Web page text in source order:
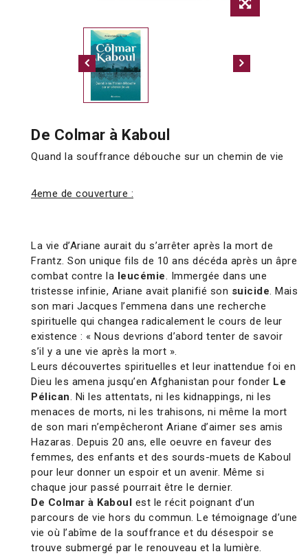
De Colmar à Kaboul
Quand la souffrance débouche sur un chemin de vie
4eme de couverture :
La vie d’Ariane aurait du s’arrêter après la mort de
Frantz. Son unique fils de 10 ans décéda après un âpre
combat contre la leucémie. Immergée dans une
tristesse infinie, Ariane avait planifié son suicide. Mais
son mari Jacques l’emmena dans une recherche
spirituelle qui changea radicalement le cours de leur
existence : « Nous devrions d’abord tenter de savoir
s’il y a une vie après la mort ».
Leurs découvertes spirituelles et leur inattendue foi en
Dieu les amena jusqu’en Afghanistan pour fonder Le
Pélican. Ni les attentats, ni les kidnappings, ni les
menaces de morts, ni les trahisons, ni même la mort
de son mari n’empêcheront Ariane d’aimer ses amis
Hazaras. Depuis 20 ans, elle oeuvre en faveur des
femmes, des enfants et des sourds-muets de Kaboul
pour leur donner un espoir et un avenir. Même si
chaque jour passé pourrait être le dernier.
De Colmar à Kaboul est le récit poignant d’un
parcours de vie hors du commun. Le témoignage d’une
vie où l’abîme de la souffrance et du désespoir se
trouve submergé par le renouveau et la lumière.